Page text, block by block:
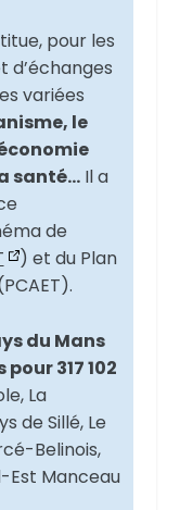
pour les
d’échanges
variées
le
santé…Il a
de
) et du Plan
du Mans
317 102
La
de Sillé, Le
Belinois,
Est Manceau